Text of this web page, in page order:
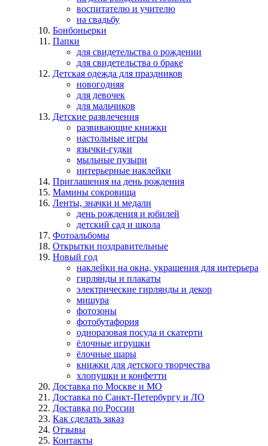
воспитателю и учителю
на свадьбу
Бонбоньерки
Папки
для свидетельства о рождении
для свидетельства о браке
Детская одежда для праздников
новогодняя
для девочек
для мальчиков
Детские развлечения
развивающие книжки
настольные игры
язычки-гудки
мыльные пузыри
интерьерные наклейки
Приглашения на день рождения
Мамины сокровища
Ленты, значки и медали
день рождения и юбилей
детский сад и школа
Фотоальбомы
Открытки поздравительные
Новый год
наклейки на окна, украшения для интерьера
гирлянды и плакаты
электрические гирлянды и декор
мишура
фотозоны
фотобутафория
одноразовая посуда и скатерти
ёлочные игрушки
ёлочные шары
книжки для детского творчества
хлопушки и конфетти
Доставка по Москве и МО
Доставка по Санкт-Петербургу и ЛО
Доставка по России
Как сделать заказ
Отзывы
Контакты